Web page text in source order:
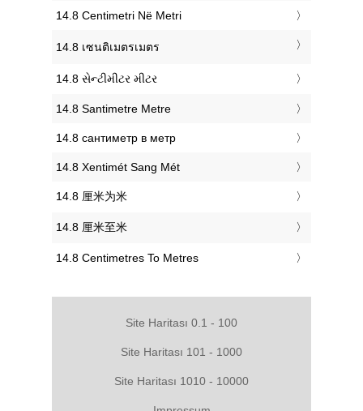
‎14.8 Centimetri Në Metri
‎14.8 เซนติเมตรเมตร
‎14.8 સેન્ટીમીટર મીટર
‎14.8 Santimetre Metre
‎14.8 сантиметр в метр
‎14.8 Xentimét Sang Mét
‎14.8 厘米为米
‎14.8 厘米至米
‎14.8 Centimetres To Metres
Site Haritası 0.1 - 100
Site Haritası 101 - 1000
Site Haritası 1010 - 10000